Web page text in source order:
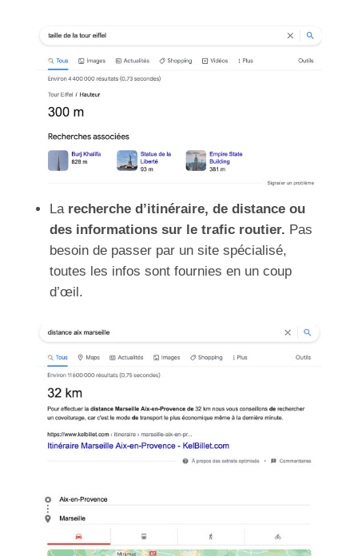
La recherche d’itinéraire, de distance ou
des informations sur le trafic routier. Pas
besoin de passer par un site spécialisé,
toutes les infos sont fournies en un coup
d’œil.